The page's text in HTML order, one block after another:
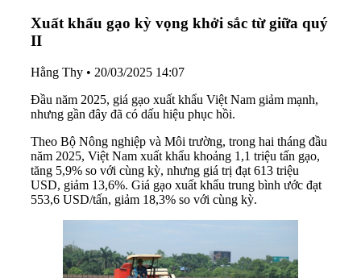
Xuất khẩu gạo kỳ vọng khởi sắc từ giữa quý
II
Hằng Thy • 20/03/2025 14:07
Đầu năm 2025, giá gạo xuất khẩu Việt Nam giảm mạnh,
nhưng gần đây đã có dấu hiệu phục hồi.
Theo Bộ Nông nghiệp và Môi trường, trong hai tháng đầu
năm 2025, Việt Nam xuất khẩu khoảng 1,1 triệu tấn gạo,
tăng 5,9% so với cùng kỳ, nhưng giá trị đạt 613 triệu
USD, giảm 13,6%. Giá gạo xuất khẩu trung bình ước đạt
553,6 USD/tấn, giảm 18,3% so với cùng kỳ.